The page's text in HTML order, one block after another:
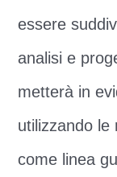
essere
analisi e
metterà in
utilizzando le
come linea